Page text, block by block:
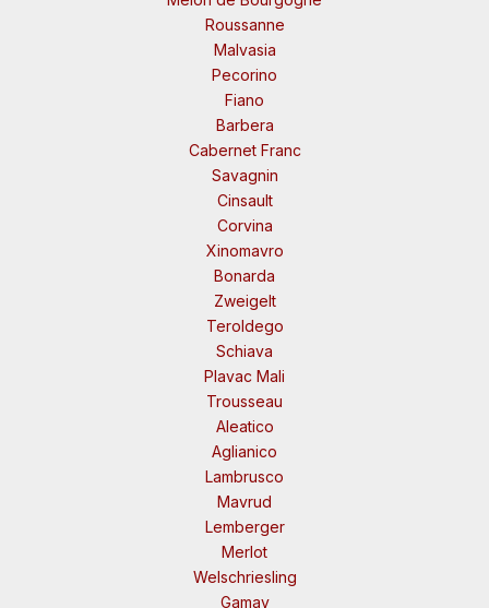
Roussanne
Malvasia
Pecorino
Fiano
Barbera
Cabernet Franc
Savagnin
Cinsault
Corvina
Xinomavro
Bonarda
Zweigelt
Teroldego
Schiava
Plavac Mali
Trousseau
Aleatico
Aglianico
Lambrusco
Mavrud
Lemberger
Merlot
Welschriesling
Gamay